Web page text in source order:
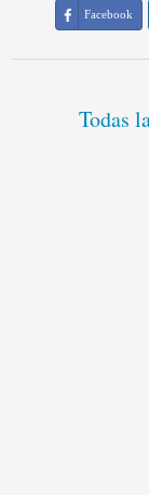
Facebook
Todas